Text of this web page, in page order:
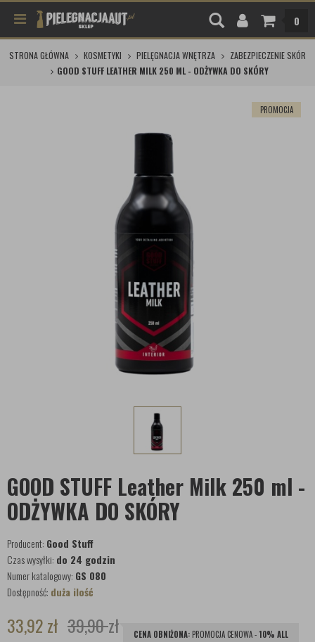
0
STRONA GŁÓWNA KOSMETYKI PIELĘGNACJA WNĘTRZA
ZABEZPIECZENIE SKÓR
GOOD STUFF LEATHER MILK 250 ML - ODŻYWKA DO SKÓRY
PROMOCJA
GOOD STUFF Leather Milk 250 ml -
ODŻYWKA DO SKÓRY
Producent: Good Stuff
Czas wysyłki: do 24 godzin
Numer katalogowy: GS 080
Dostępność: duża ilość
33,92zł 39,90zł CENA OBNIŻONA: PROMOCJA CENOWA -10% ALL